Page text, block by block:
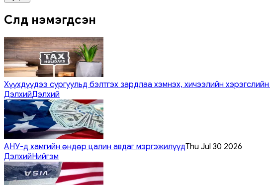
Сүүлд нэмэгдсэн
Хүүхдүүдээ сургуульд бэлтгэх зардлаа хэмнэх, хичээлийн
ДэлхийДэлхий
АНУ-д хамгийн өндөр цалин авдаг мэргэжилүүдThu Jul 30 2026
ДэлхийНийгэм